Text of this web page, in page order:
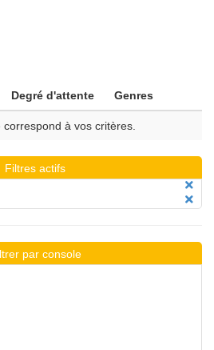
Degré d'attente Genres
à vos critères.
Filtres actifs
par console